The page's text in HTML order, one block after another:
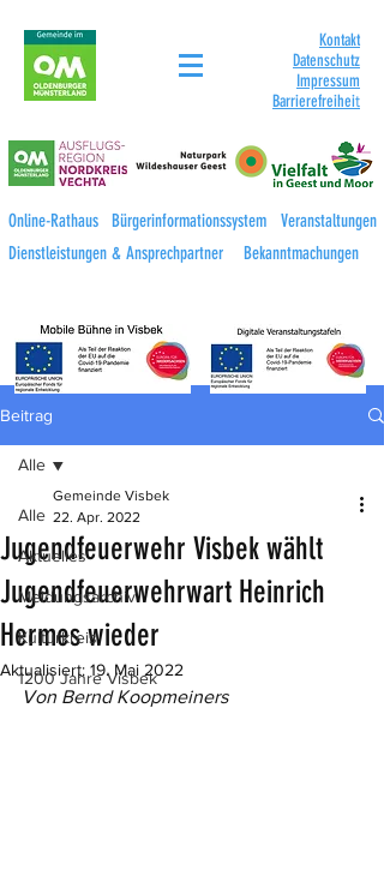
Kontakt
Datenschutz
Impressum
Barrierefreiheit
Online-Rathaus Bürgerinformationssystem
Veranstaltungen
Dienstleistungen & Ansprechpartner
Bekanntmachungen
Beitrag
Alle
Aktuelles
Meldungsarchiv
Kulturkreis
1200 Jahre Visbek
Alle
Jugendfeuerwehr Visbek wählt
Jugendfeuerwehrwart Heinrich
Hermes wieder
Gemeinde Visbek
22. Apr. 2022
Aktualisiert: 19. Mai 2022
Von Bernd Koopmeiners